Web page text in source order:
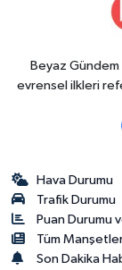
Beyaz
evrensel ilkleri
Hava Durumu
Trafik Durumu
Puan Durumu
Tüm
Son Dakika